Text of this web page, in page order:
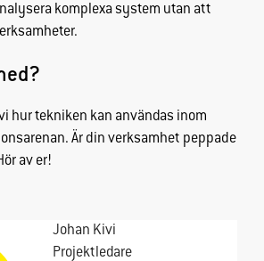
komplexa system utan att
hur tekniken kan användas inom
Är din verksamhet peppade
av er!
Johan Kivi
Projektledare
från
Genom att dela
med dig av dina